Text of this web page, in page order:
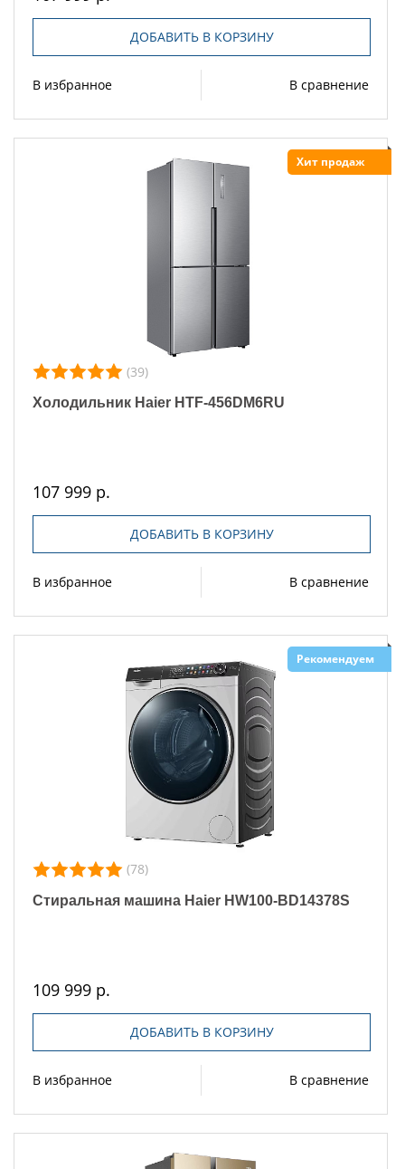
ДОБАВИТЬ В КОРЗИНУ
В избранное В сравнение
Хит продаж
(39)
Холодильник Haier HTF-456DM6RU
107 999 р.
ДОБАВИТЬ В КОРЗИНУ
В избранное В сравнение
Рекомендуем
(78)
Стиральная машина Haier HW100-BD14378S
109 999 р.
ДОБАВИТЬ В КОРЗИНУ
В избранное В сравнение